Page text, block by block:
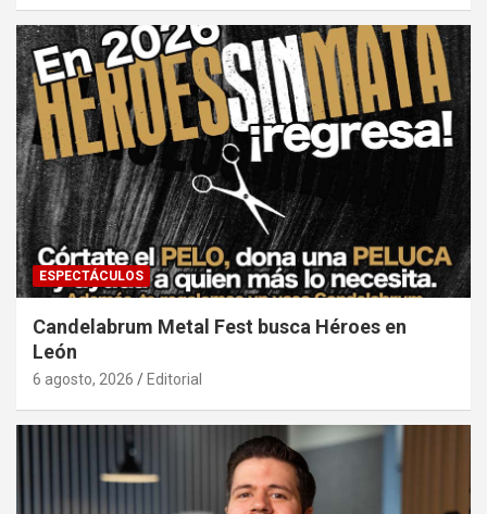
ESPECTÁCULOS
Candelabrum Metal Fest busca Héroes en
León
6 agosto, 2026 Editorial